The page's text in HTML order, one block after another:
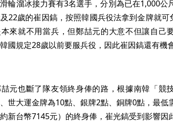
輪溜冰接力賽有3名選手，分別為已在1,000公
22歲的崔因鎬，按照韓國兵役法拿到金牌就
來就不用當兵，但鄭喆元的大意不但讓自己
國規定28歲以前要服兵役，因此崔因鎬還有機
元也斷了隊友領終身俸的路，根據南韓「競
世大運金牌為10點、銀牌2點、銅牌0點，最低
新台幣7145元）的終身俸，崔光鎬受到影響因